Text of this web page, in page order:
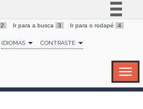
Simplifique!
Comunica BR
2 Ir para a busca 3 Ir para o rodapé 4
IDIOMAS CONTRASTE